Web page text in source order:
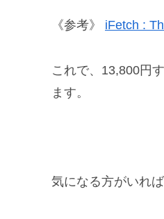
《参考》 iFetch :
これで、13,800円
ます。
気になる方がいれ